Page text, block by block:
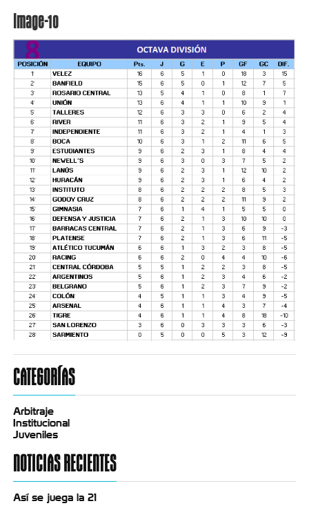
image-10
CATEGORÍAS
Arbitraje
Institucional
Juveniles
NOTICIAS RECIENTES
Así se juega la 21